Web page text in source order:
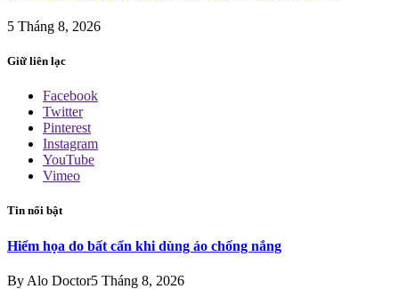
5 Tháng 8, 2026
Giữ liên lạc
Facebook
Twitter
Pinterest
Instagram
YouTube
Vimeo
Tin nổi bật
Hiểm họa do bất cẩn khi dùng áo chống nắng
By Alo Doctor5 Tháng 8, 2026